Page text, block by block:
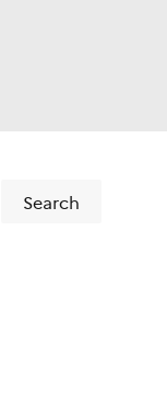
Search